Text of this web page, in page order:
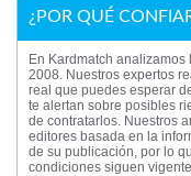
¿POR QUÉ
En Kardmatch
2008. Nuestros expertos
real que puedes esperar
te alertan sobre posibles
de contratarlos. Nuestros
editores basada en la
de su publicación, por lo
condiciones siguen